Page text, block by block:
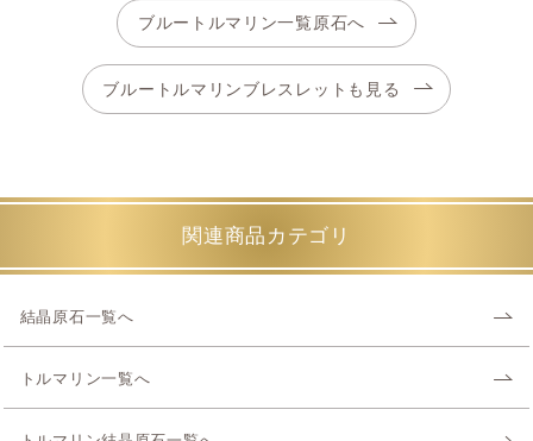
ブルートルマリン一覧原石へ
ブルートルマリンブレスレットも見る
関連商品カテゴリ
結晶原石一覧へ
トルマリン一覧へ